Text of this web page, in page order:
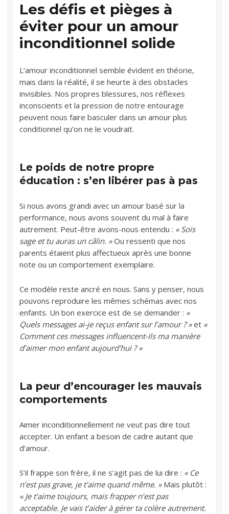
Les défis et pièges à
éviter pour un amour
inconditionnel solide
L’amour inconditionnel semble évident en théorie,
mais dans la réalité, il se heurte à des obstacles
invisibles. Nos propres blessures, nos réflexes
inconscients et la pression de notre entourage
peuvent nous faire basculer dans un amour plus
conditionnel qu’on ne le voudrait.
Le poids de notre propre
éducation : s’en libérer pas à pas
Si nous avons grandi avec un amour basé sur la
performance, nous avons souvent du mal à faire
autrement. Peut-être avons-nous entendu : « Sois
sage et tu auras un câlin. »Ou ressenti que nos
parents étaient plus affectueux après une bonne
note ou un comportement exemplaire.
Ce modèle reste ancré en nous. Sans y penser, nous
pouvons reproduire les mêmes schémas avec nos
enfants. Un bon exercice est de se demander : «
Quels messages ai-je reçus enfant sur l’amour ? »et «
Comment ces messages influencent-ils ma manière
d’aimer mon enfant aujourd’hui ? »
La peur d’encourager les mauvais
comportements
Aimer inconditionnellement ne veut pas dire tout
accepter. Un enfant a besoin de cadre autant que
d’amour.
S’il frappe son frère, il ne s’agit pas de lui dire : « Ce
n’est pas grave, je t’aime quand même. »Mais plutôt :
« Je t’aime toujours, mais frapper n’est pas
acceptable. Je vais t’aider à gérer ta colère autrement.